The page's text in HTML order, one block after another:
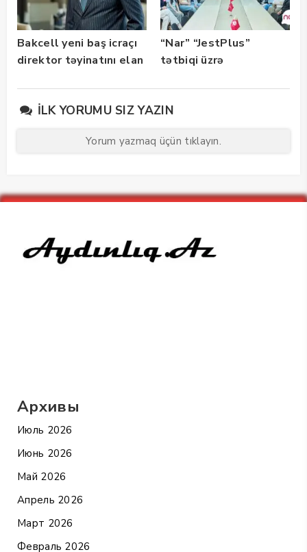
Bakcell yeni baş icraçı
direktor təyinatını elan
“Nar” “JestPlus”
tətbiqi üzrə
İLK YORUMU SIZ YAZIN
Yorum yazmaq üçün tıklayın.
Архивы
Июль 2026
Июнь 2026
Май 2026
Апрель 2026
Март 2026
Февраль 2026